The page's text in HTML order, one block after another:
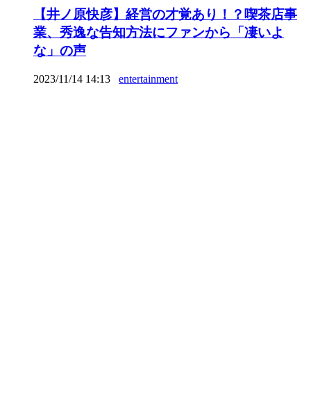
【井ノ原快彦】経営の才覚あり！？喫茶店事
業、秀逸な告知方法にファンから「凄いよ
な」の声
2023/11/14 14:13 entertainment